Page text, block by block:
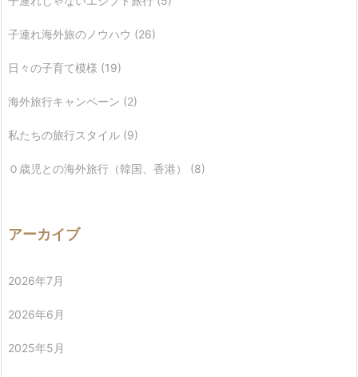
子連れ海外旅のノウハウ (26)
日々の子育て模様 (19)
海外旅行キャンペーン (2)
私たちの旅行スタイル (9)
０歳児との海外旅行（韓国、香港） (8)
アーカイブ
2026年7月
2026年6月
2025年5月